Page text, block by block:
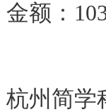
额：
州简学